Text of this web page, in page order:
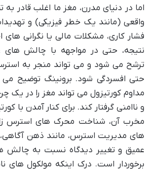
اما در دنیای مدرن، مغز ما اغلب قادر به
واقعی (مانند یک خطر فیزیکی) و
فشار کاری، مشکلات مالی یا نگرانی
نتیجه، حتی در مواجهه با چالش های
ترشح می شود و می تواند منجر به
حتی افسردگی شود. برونینگ توضیح
مداوم کورتیزول می تواند مغز را در یک
و ناامنی گرفتار کند. برای کنار آمدن با
مخرب آن، شناخت محرک های استرس
های مدیریت استرس، مانند ذهن
عمیق و تغییر دیدگاه نسبت به چالش
برخوردار است. درک اینکه مولکول های